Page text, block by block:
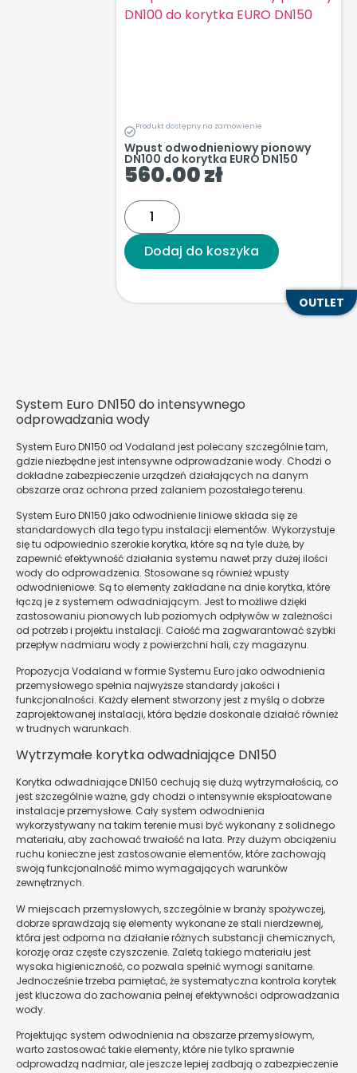
Wpust odwodnieniowy pionowy
DN100 do korytka EURO DN150
560.00zł
Produkt dostępny na zamówienie
Dodaj do koszyka
System Euro DN150 do intensywnego
odprowadzania wody
System Euro DN150 od Vodaland jest polecany szczególnie tam,
gdzie niezbędne jest intensywne odprowadzanie wody. Chodzi o
dokładne zabezpieczenie urządzeń działających na danym
obszarze oraz ochrona przed zalaniem pozostałego terenu.
System Euro DN150 jako odwodnienie liniowe składa się ze
standardowych dla tego typu instalacji elementów. Wykorzystuje
się tu odpowiednio szerokie korytka, które są na tyle duże, by
zapewnić efektywność działania systemu nawet przy dużej ilości
wody do odprowadzenia. Stosowane są również wpusty
odwodnieniowe. Są to elementy zakładane na dnie korytka, które
łączą je z systemem odwadniającym. Jest to możliwe dzięki
zastosowaniu pionowych lub poziomych odpływów w zależności
od potrzeb i projektu instalacji. Całość ma zagwarantować szybki
przepływ nadmiaru wody z powierzchni hali, czy magazynu.
Propozycja Vodaland w formie Systemu Euro jako odwodnienia
przemysłowego spełnia najwyższe standardy jakości i
funkcjonalności. Każdy element stworzony jest z myślą o dobrze
zaprojektowanej instalacji, która będzie doskonale działać również
w trudnych warunkach.
Wytrzymałe korytka odwadniające DN150
Korytka odwadniające DN150 cechują się dużą wytrzymałością, co
jest szczególnie ważne, gdy chodzi o intensywnie eksploatowane
instalacje przemysłowe. Cały system odwodnienia
wykorzystywany na takim terenie musi być wykonany z solidnego
materiału, aby zachować trwałość na lata. Przy dużym obciążeniu
ruchu konieczne jest zastosowanie elementów, które zachowają
swoją funkcjonalność mimo wymagających warunków
zewnętrznych.
W miejscach przemysłowych, szczególnie w branży spożywczej,
dobrze sprawdzają się elementy wykonane ze stali nierdzewnej,
która jest odporna na działanie różnych substancji chemicznych,
korozję oraz częste czyszczenie. Zaletą takiego materiału jest
wysoka higieniczność, co pozwala spełnić wymogi sanitarne.
Jednocześnie trzeba pamiętać, że systematyczna kontrola korytek
jest kluczowa do zachowania pełnej efektywności odprowadzania
wody.
Projektując system odwodnienia na obszarze przemysłowym,
warto zastosować takie elementy, które nie tylko sprawnie
odprowadzą nadmiar, ale jeszcze lepiej zadbają o zabezpieczenie
OUTLET